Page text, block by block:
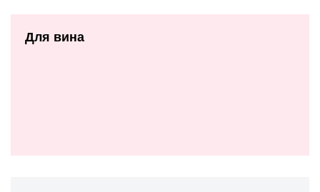
Для вина